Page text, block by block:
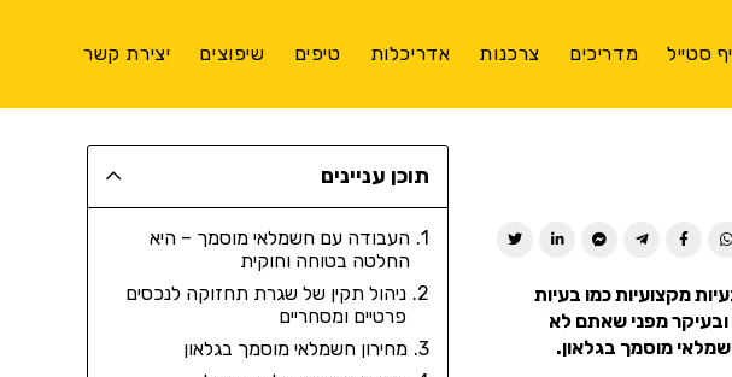
סטייל מדריכים צרכנות אדריכלות טיפים שיפוצים יצירת קשר
מקצועיות כמו בעיות
מפני שאתם לא
מוסמך בגלאון.
תוכן עניינים
העבודה עם חשמלאי מוסמך – היא
החלטה בטוחה וחוקית
ניהול תקין של שגרת תחזוקה לנכסים
פרטיים ומסחריים
מחירון חשמלאי מוסמך בגלאון